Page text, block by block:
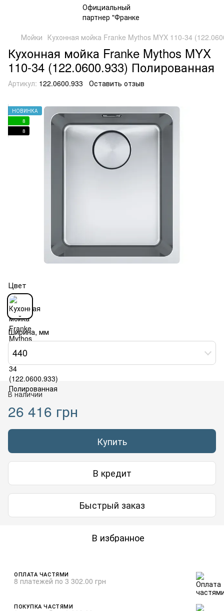
Мойки Кухонная мойка Franke Mythos MYX 110-34
Кухонная мойка Franke Mythos MYX
110-34 (122.0600.933) Полированная
Артикул: 122.0600.933 Оставить отзыв
НОВИНКА
8
8
Цвет
Ширина, мм
440
В наличии
26 416 грн
Купить
В кредит
Быстрый заказ
В избранное
ОПЛАТА ЧАСТЯМИ
8 платежей по 3 302.00 грн
ПОКУПКА ЧАСТЯМИ